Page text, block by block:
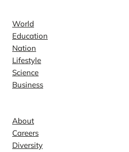
World
Education
Nation
Lifestyle
Science
Business
About
Careers
Diversity